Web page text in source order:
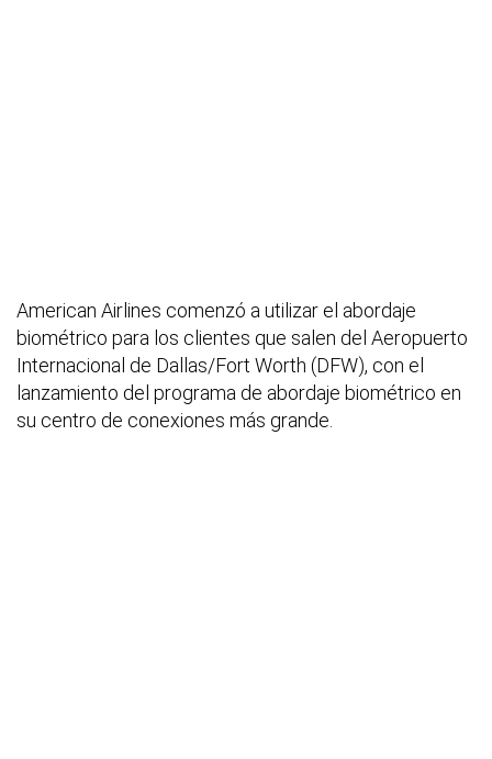
American Airlines comenzó a utilizar el abordaje
biométrico para los clientes que salen del Aeropuerto
Internacional de Dallas/Fort Worth (DFW), con el
lanzamiento del programa de abordaje biométrico en
su centro de conexiones más grande.